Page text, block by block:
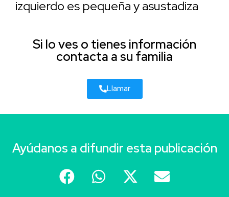
izquierdo es pequeña y asustadiza
Si lo ves o tienes información
contacta a su familia
Llamar
Ayúdanos a difundir esta publicación